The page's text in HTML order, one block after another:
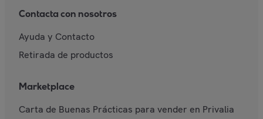
Contacta con nosotros
Ayuda y Contacto
Retirada de productos
Marketplace
Carta de Buenas Prácticas para vender en Privalia